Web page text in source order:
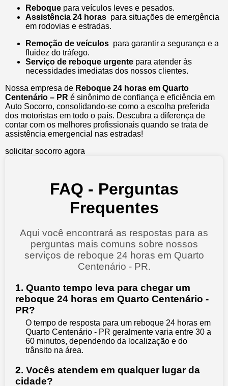
Reboque para veículos leves e pesados.
Assistência 24 horas para situações de emergência
em rodovias e estradas.
Remoção de veículos para garantir a segurança e a
fluidez do tráfego.
Serviço de reboque urgente para atender às
necessidades imediatas dos nossos clientes.
Nossa empresa de Reboque 24 horas em Quarto
Centenário – PR é sinônimo de confiança e eficiência em
Auto Socorro, consolidando-se como a escolha preferida
dos motoristas em todo o país. Descubra a diferença de
contar com os melhores profissionais quando se trata de
assistência emergencial nas estradas!
solicitar socorro agora
FAQ - Perguntas
Frequentes
Aqui você encontrará as respostas para as
perguntas mais comuns sobre nossos
serviços de reboque 24 horas em Quarto
Centenário - PR.
1. Quanto tempo leva para chegar um
reboque 24 horas em Quarto Centenário -
PR?
O tempo de resposta para um reboque 24 horas em
Quarto Centenário - PR geralmente varia entre 30 a
60 minutos, dependendo da localização e do
trânsito na área.
2. Vocês atendem em qualquer lugar da
cidade?